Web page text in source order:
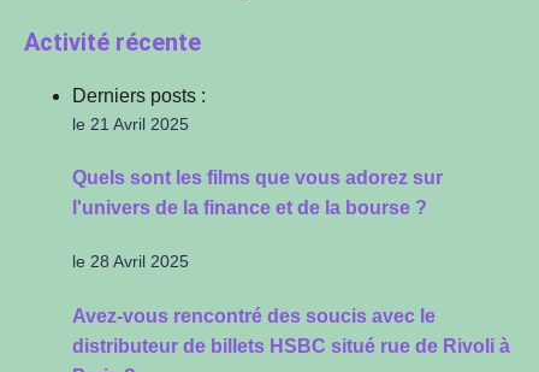
Activité récente
Derniers posts :
le 21 Avril 2025
Quels sont les films que vous adorez sur
l'univers de la finance et de la bourse ?
le 28 Avril 2025
Avez-vous rencontré des soucis avec le
distributeur de billets HSBC situé rue de Rivoli à